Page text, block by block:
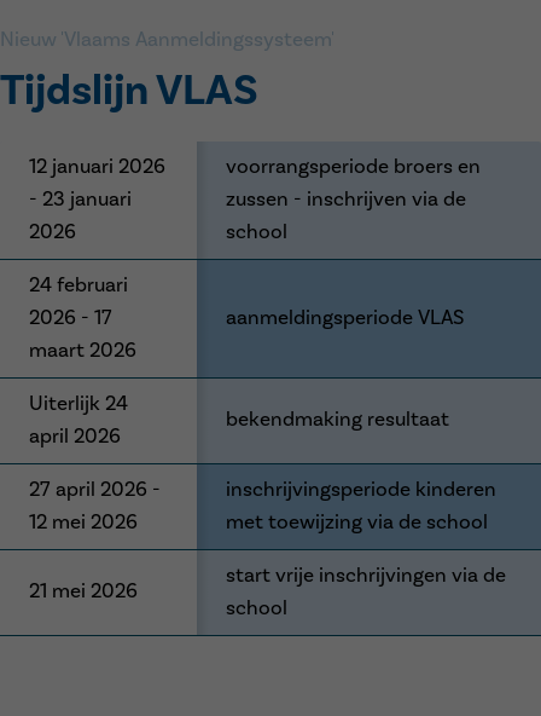
Nieuw 'Vlaams Aanmeldingssysteem'
Tijdslijn VLAS
12 januari 2026
- 23 januari
2026
voorrangsperiode broers en
zussen - inschrijven via de
school
24 februari
2026 - 17
maart 2026
aanmeldingsperiode VLAS
Uiterlijk 24
april 2026
bekendmaking resultaat
27 april 2026 -
12 mei 2026
inschrijvingsperiode kinderen
met toewijzing via de school
21 mei 2026
start vrije inschrijvingen via de
school